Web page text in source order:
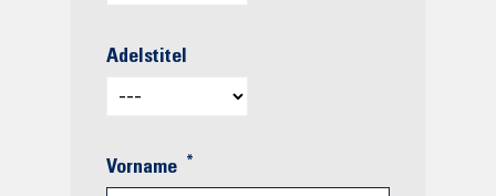
Adelstitel
Vorname *